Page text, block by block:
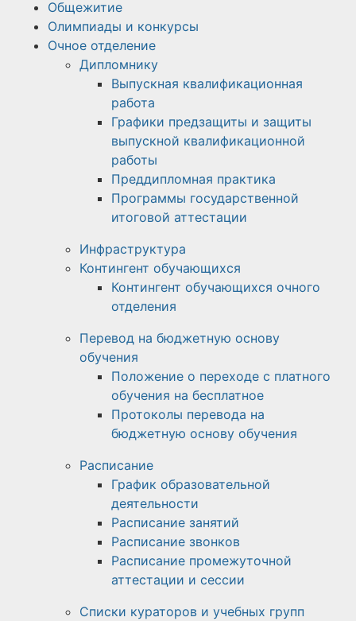
Общежитие
Олимпиады и конкурсы
Очное отделение
Дипломнику
Выпускная квалификационная
работа
Графики предзащиты и защиты
выпускной квалификационной
работы
Преддипломная практика
Программы государственной
итоговой аттестации
Инфраструктура
Контингент обучающихся
Контингент обучающихся очного
отделения
Перевод на бюджетную основу
обучения
Положение о переходе с платного
обучения на бесплатное
Протоколы перевода на
бюджетную основу обучения
Расписание
График образовательной
деятельности
Расписание занятий
Расписание звонков
Расписание промежуточной
аттестации и сессии
Списки кураторов и учебных групп